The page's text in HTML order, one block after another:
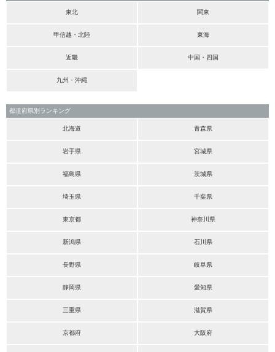
東北 関東
甲信越・北陸 東海
近畿 中国・四国
九州・沖縄
都道府県別ランキング
北海道 青森県
岩手県 宮城県
福島県 茨城県
埼玉県 千葉県
東京都 神奈川県
新潟県 石川県
長野県 岐阜県
静岡県 愛知県
三重県 滋賀県
京都府 大阪府